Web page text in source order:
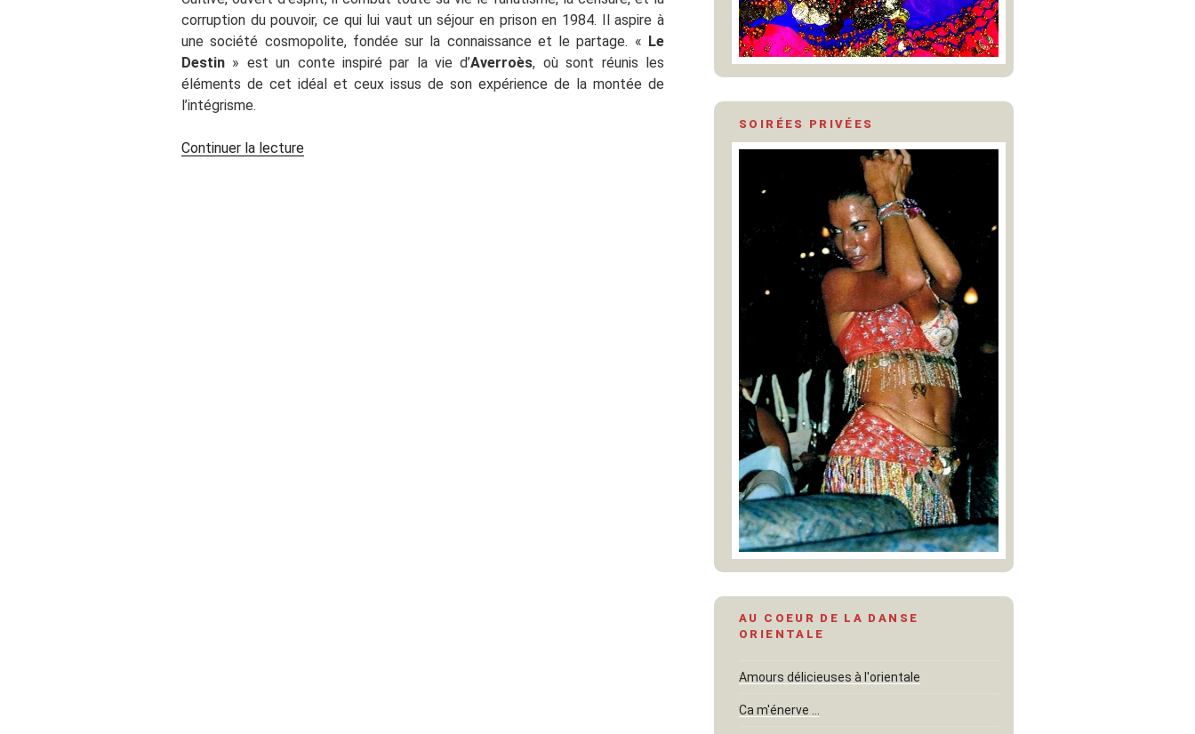
corruption du pouvoir, ce qui lui vaut un séjour en prison en 1984. Il aspire à
une société cosmopolite, fondée sur la connaissance et le partage. « Le
Destin » est un conte inspiré par la vie d’Averroès, où sont réunis les
éléments de cet idéal et ceux issus de son expérience de la montée de
l’intégrisme.
Continuer la lecturede
SOIRÉES PRIVÉES
AU COEUR DE LA DANSE
ORIENTALE
Amours délicieuses à l'orientale
Ca m'énerve …